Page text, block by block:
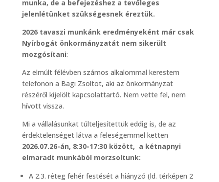
munka, de a befejezéshez a tevőleges
jelenlétünket szükségesnek éreztük.
2026 tavaszi munkánk eredményeként már csak
Nyírbogát önkormányzatát nem sikerült
mozgósítani:
Az elmúlt félévben számos alkalommal kerestem
telefonon a Bagi Zsoltot, aki az önkormányzat
részéről kijelölt kapcsolattartó. Nem vette fel, nem
hívott vissza.
Mi a vállalásunkat túlteljesítettük eddig is, de az
érdektelenséget látva a feleségemmel ketten
2026.07.26-án, 8:30-17:30 között, a kétnapnyi
elmaradt munkából morzsoltunk:
A 2.3. réteg fehér festését a hiányzó (ld. térképen 2